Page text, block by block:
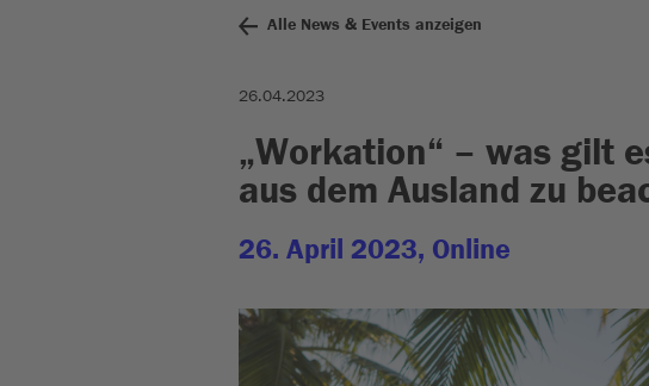
Alle News & Events anzeigen
26.04.2023
„Workation“ – was gilt
aus dem Ausland zu
26. April 2023, Online